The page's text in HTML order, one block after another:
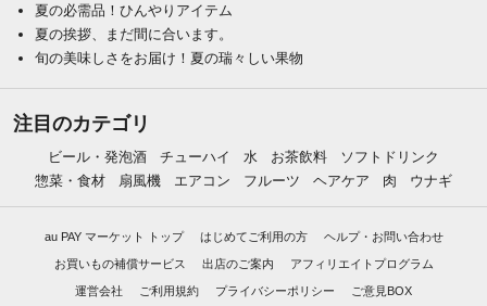
夏の必需品！ひんやりアイテム
夏の挨拶、まだ間に合います。
旬の美味しさをお届け！夏の瑞々しい果物
注目のカテゴリ
ビール・発泡酒 チューハイ 水 お茶飲料
ソフトドリンク
惣菜・食材
扇風機 エアコン フルーツ ヘアケア 肉 ウナギ
au PAY マーケット トップ はじめてご利用の方 ヘルプ・お問い合わせ
お買いもの補償サービス 出店のご案内 アフィリエイトプログラム
運営会社 ご利用規約 プライバシーポリシー ご意見BOX